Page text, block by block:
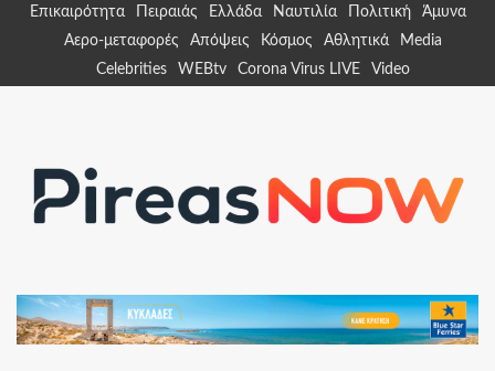
Επικαιρότητα Πειραιάς Ελλάδα Ναυτιλία Πολιτική
Άμυνα
Αερο-μεταφορές
Απόψεις Κόσμος Αθλητικά
Media
Celebrities
WEBtv Corona Virus LIVE Video